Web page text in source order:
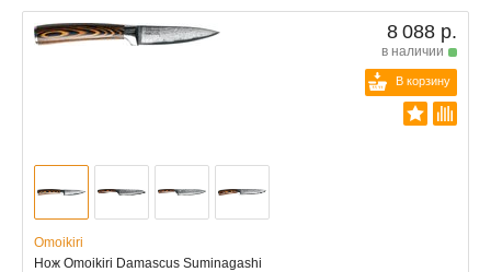
8 088 р.
в наличии
В корзину
Omoikiri
Нож Omoikiri Damascus Suminagashi